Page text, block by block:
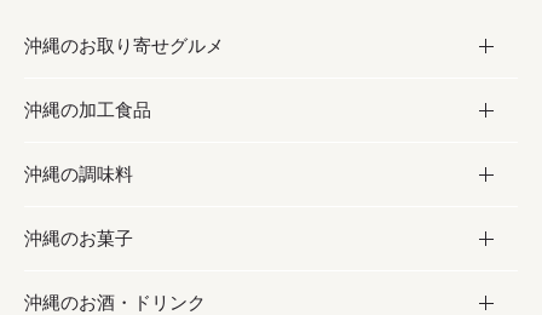
沖縄のお取り寄せグルメ
お取り寄せグルメ
フルーツ・野菜
お肉
海産物
沖縄の加工食品
加工食品
缶詰／パウチ
沖縄料理
沖縄の調味料
調味料
砂糖／黒砂糖
沖縄のお菓子
お菓子
沖縄のお酒・ドリンク